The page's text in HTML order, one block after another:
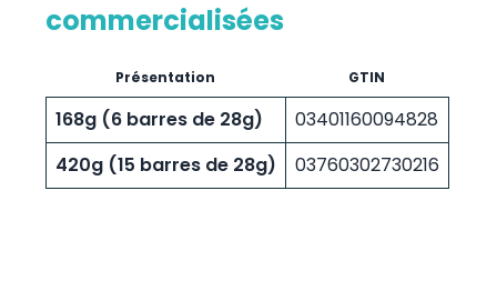
commercialisées
Présentation GTIN
168g (6 barres de 28g)
03401160094828
420g (15 barres de 28g)
03760302730216